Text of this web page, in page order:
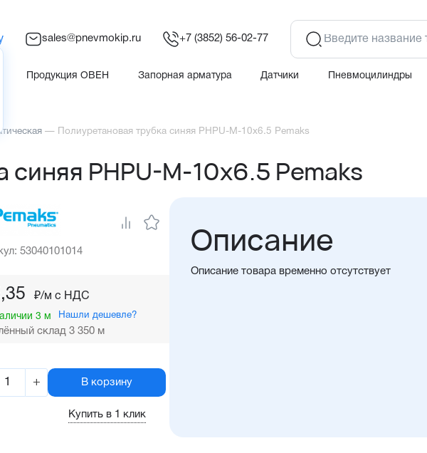
sales@pnevmokip.ru +7 (3852) 56-02-77
Продукция ОВЕН Запорная арматура Датчики Пневмоцилиндры
— Полиуретановая трубка синяя PHPU-M-10x6.5 Pemaks
синяя PHPU-M-10x6.5 Pemaks
53040101014
₽/м c НДС
3 м Нашли дешевле?
склад 3 350 м
+ В корзину
Купить в 1 клик
Описание
Описание товара временно отсутствует